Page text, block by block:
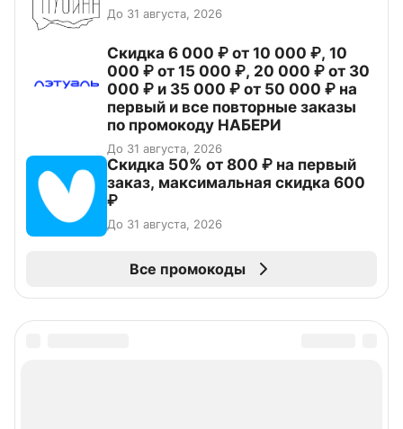
До 31 августа, 2026
Скидка 6 000 ₽ от 10 000 ₽, 10
000 ₽ от 15 000 ₽, 20 000 ₽ от 30
000 ₽ и 35 000 ₽ от 50 000 ₽ на
первый и все повторные заказы
по промокоду НАБЕРИ
До 31 августа, 2026
Скидка 50% от 800 ₽ на первый
заказ, максимальная скидка 600
₽
До 31 августа, 2026
Все промокоды